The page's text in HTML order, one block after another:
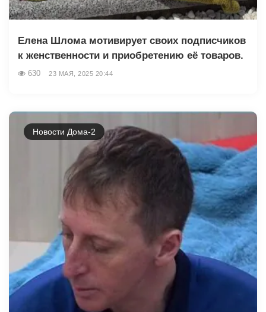
Елена Шлома мотивирует своих подписчиков
к женственности и приобретению её товаров.
630 23 МАЯ, 2025 20:44
Новости Дома-2